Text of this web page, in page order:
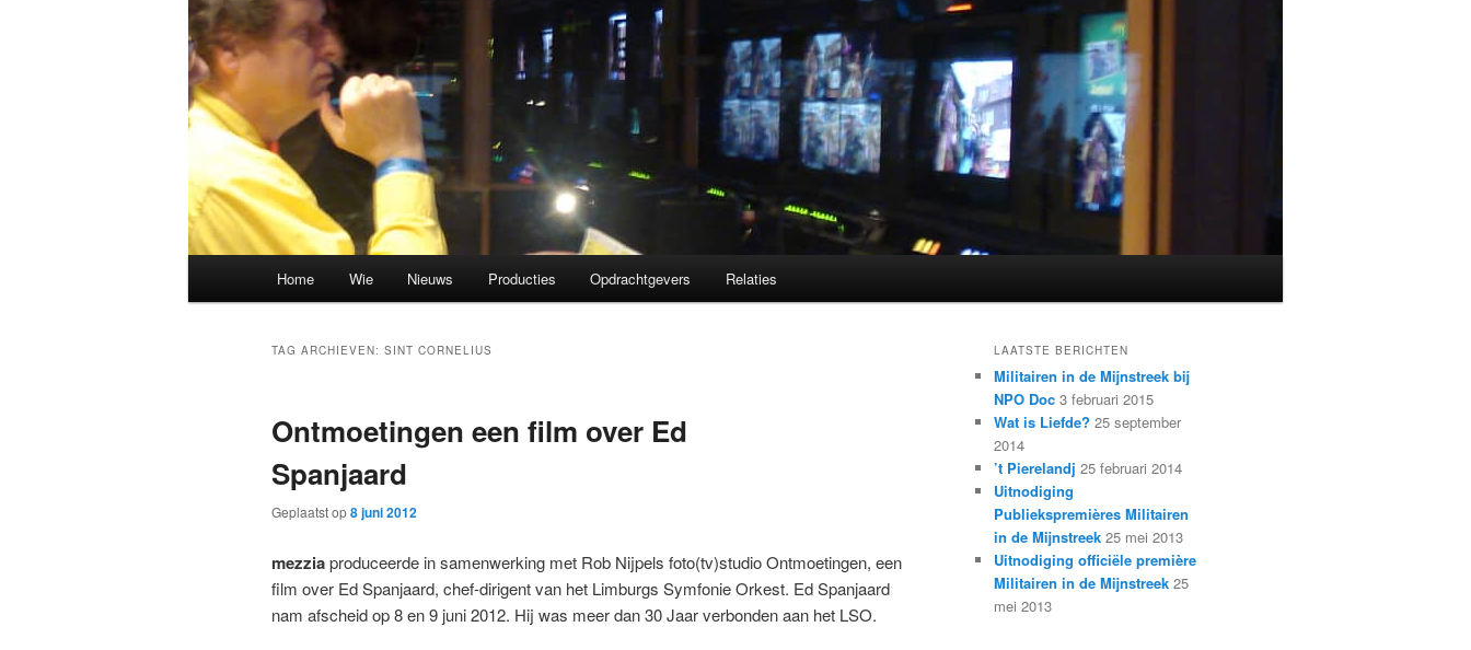
Spring
primaire
inhoud
Spring
secundaire
inhoud
Home Wie Nieuws Producties Opdrachtgevers Relaties
TAG ARCHIEVEN: SINT CORNELIUS
Ontmoetingen een film over Ed
Spanjaard
Geplaatst op8 juni 2012
mezziaproduceerde in samenwerking met Rob Nijpels foto(tv)studio Ontmoetingen, een
film over Ed Spanjaard, chef-dirigent van het Limburgs Symfonie Orkest. Ed Spanjaard
nam afscheid op 8 en 9 juni 2012. Hij was meer dan 30 Jaar verbonden aan het LSO.
LAATSTE BERICHTEN
Militairen in de Mijnstreek bij
NPO Doc 3 februari 2015
Wat is Liefde? 25 september
2014
’t Pierelandj 25 februari 2014
Uitnodiging
Publiekspremières Militairen
in de Mijnstreek 25 mei 2013
Uitnodiging officiële première
Militairen in de Mijnstreek 25
mei 2013